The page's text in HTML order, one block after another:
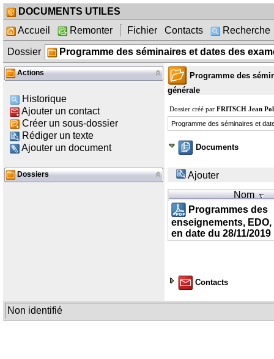
DOCUMENTS UTILES
Accueil
Remonter Fichier Contacts Recherche
Dossier Programme des séminaires et dates des
Actions
Historique
Ajouter un contact
Créer un sous-dossier
Rédiger un texte
Ajouter un document
Dossiers
Programme des
générale
Dossier créé par FRITSCH Jean Pol
Programme des séminaires et
Documents
Ajouter
Nom
Programmes des
enseignements,
en date du 28/11/2019
Contacts
Non identifié